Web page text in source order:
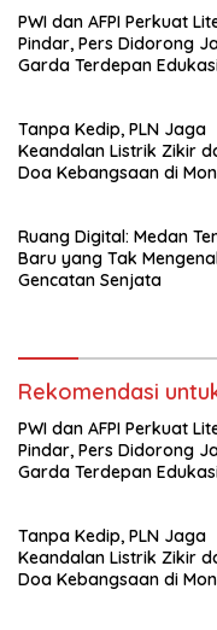
PWI dan AFPI Perkuat
Pindar, Pers Didorong
Garda Terdepan
Tanpa Kedip, PLN Jaga
Keandalan Listrik Zikir
Doa Kebangsaan di
Ruang Digital: Medan
Baru yang Tak
Gencatan Senjata
Rekomendasi
PWI dan AFPI Perkuat
Pindar, Pers Didorong
Garda Terdepan
Tanpa Kedip, PLN Jaga
Keandalan Listrik Zikir
Doa Kebangsaan di